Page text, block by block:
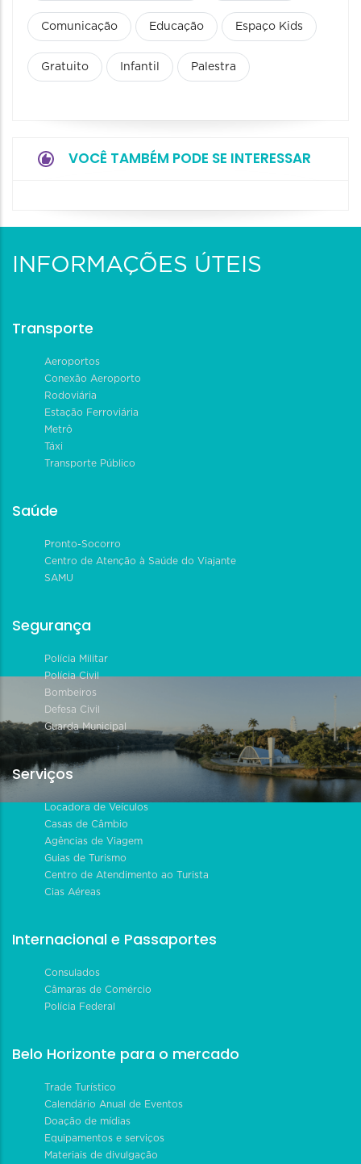
Comunicação Educação Espaço Kids
Gratuito Infantil Palestra
VOCÊ TAMBÉM PODE SE INTERESSAR
INFORMAÇÕES ÚTEIS
Transporte
Aeroportos
Conexão Aeroporto
Rodoviária
Estação Ferroviária
Metrô
Táxi
Transporte Público
Saúde
Pronto-Socorro
Centro de Atenção à Saúde do Viajante
SAMU
Segurança
Polícia Militar
Polícia Civil
Bombeiros
Defesa Civil
Guarda Municipal
Serviços
Locadora de Veículos
Casas de Câmbio
Agências de Viagem
Guias de Turismo
Centro de Atendimento ao Turista
Cias Aéreas
Internacional e Passaportes
Consulados
Câmaras de Comércio
Polícia Federal
Belo Horizonte para o mercado
Trade Turístico
Calendário Anual de Eventos
Doação de mídias
Equipamentos e serviços
Materiais de divulgação